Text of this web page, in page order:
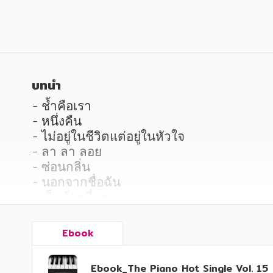
การ์ตูนความรู้ การ์ตูน
การ์ตูนมังงะ (Manga)
การ์ตูนความรู้ การ์ตูน
การ์ตูนมังงะ (Manga)
บทนำ
- ชํ้าคือเรา
- หนึ่งคืน
- ไม่อยู่ในชีวิตแต่อยู่ในหัวใจ
- ลา ลา ลอย
- ซ่อนกลิ่น
- นอกจากชื่อฉัน
- อยู่นานๆ ได้ไหม
ฯลฯ
Ebook
Ebook_The Piano Hot Single Vol. 15